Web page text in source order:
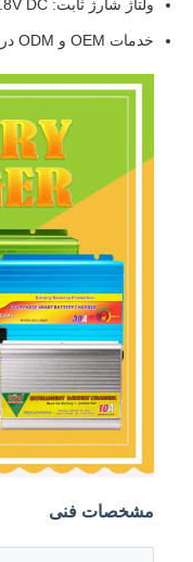
ولتاژ شارژ ثابت: 14.5V-14.8V DC
خدمات OEM و ODM در دسترس است
مشخصات فنی